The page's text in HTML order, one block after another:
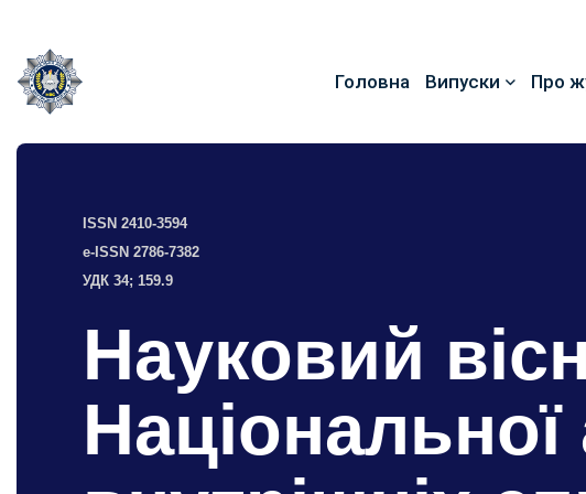
Головна Випуски Про
ISSN 2410-3594
e-ISSN 2786-7382
УДК 34; 159.9
Науковий
Національної